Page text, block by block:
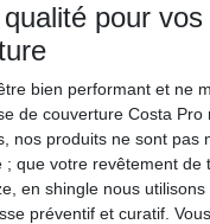
pour
bien performant et ne
de couverture Costa Pro
nos produits ne sont pas
; que votre revêtement de
en shingle nous
préventif et curatif.